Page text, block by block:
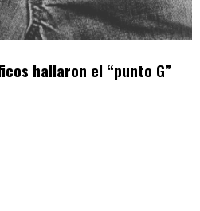
hallaron el “punto G”